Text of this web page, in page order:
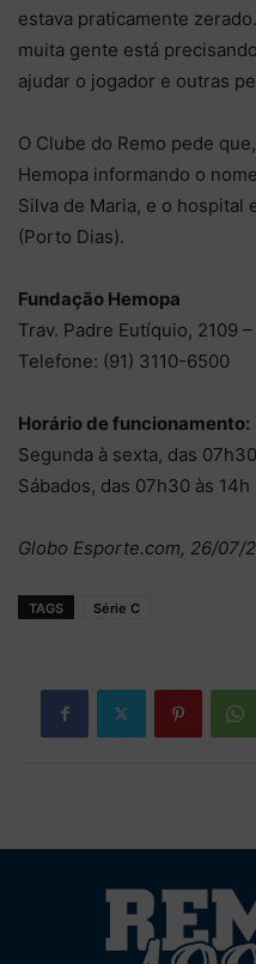
estava praticamente
muita gente está
ajudar o jogador e outras
O Clube do Remo pede
Hemopa informando o
Silva de Maria, e o hospital
(Porto Dias).
Fundação Hemopa
Trav. Padre Eutíquio, 2109
Telefone: (91) 3110-6500
Horário de funcionamento:
Segunda à sexta, das
Sábados, das 07h30 às 14h
Globo Esporte.com, 26/07/
TAGS Série C